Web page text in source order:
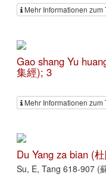
Mehr Informationen zum
Gao shang Yu
集經); 3
Mehr Informationen zum
Du Yang za bian (
Su, E, Tang 618-907 (